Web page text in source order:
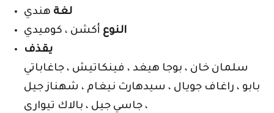
لغة هندي
النوع أكشن ، كوميدي
يقذف
سلمان خان ، بوجا هيغد ، فينكاتيش ، جاغاباتي
بابو ، راغاف جويال ، سيدهارث نيغام ، شهناز جيل
، جاسي جيل ، بالاك تيوارى